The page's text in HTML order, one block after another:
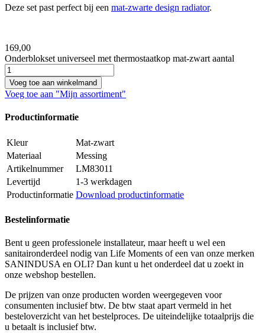
Deze set past perfect bij een mat-zwarte design radiator.
169,00
Onderblokset universeel met thermostaatkop mat-zwart aantal
Voeg toe aan winkelmand
Voeg toe aan "Mijn assortiment"
Productinformatie
Kleur
Mat-zwart
Materiaal
Messing
Artikelnummer
LM83011
Levertijd
1-3 werkdagen
Productinformatie Download productinformatie
Bestelinformatie
Bent u geen professionele installateur, maar heeft u wel een
sanitaironderdeel nodig van Life Moments of een van onze merken
SANINDUSA en OLI? Dan kunt u het onderdeel dat u zoekt in
onze webshop bestellen.
De prijzen van onze producten worden weergegeven voor
consumenten inclusief btw. De btw staat apart vermeld in het
besteloverzicht van het bestelproces. De uiteindelijke totaalprijs die
u betaalt is inclusief btw.